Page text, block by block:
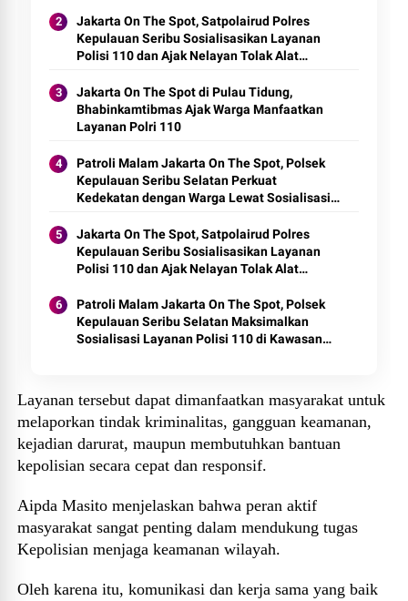
Jakarta On The Spot, Satpolairud Polres
Kepulauan Seribu Sosialisasikan Layanan
Polisi 110 dan Ajak Nelayan Tolak Alat
Jakarta On The Spot di Pulau Tidung,
Bhabinkamtibmas Ajak Warga Manfaatkan
Layanan Polri 110
Patroli Malam Jakarta On The Spot, Polsek
Kepulauan Seribu Selatan Perkuat
Kedekatan dengan Warga Lewat Sosialisasi
Jakarta On The Spot, Satpolairud Polres
Kepulauan Seribu Sosialisasikan Layanan
Polisi 110 dan Ajak Nelayan Tolak Alat
Patroli Malam Jakarta On The Spot, Polsek
Kepulauan Seribu Selatan Maksimalkan
Sosialisasi Layanan Polisi 110 di Kawasan
Layanan tersebut dapat dimanfaatkan masyarakat untuk
melaporkan tindak kriminalitas, gangguan keamanan,
kejadian darurat, maupun membutuhkan bantuan
kepolisian secara cepat dan responsif.
Aipda Masito menjelaskan bahwa peran aktif
masyarakat sangat penting dalam mendukung tugas
Kepolisian menjaga keamanan wilayah.
Oleh karena itu, komunikasi dan kerja sama yang baik